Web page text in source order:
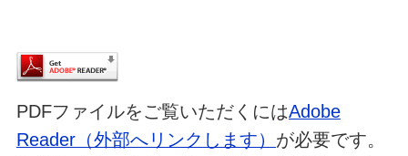
PDFファイルをご覧いただくにはAdobe
Reader（外部へリンクします） が必要です。